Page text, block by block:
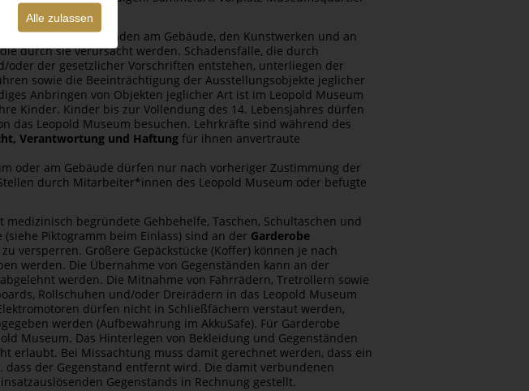
Alle zulassen
und Folgeschäden am Gebäude, den Kunstwerken und an
durch sie verursacht werden. Schadensfälle, die durch
oder der gesetzlicher Vorschriften entstehen, unterliegen der
sowie die Beeinträchtigung der Ausstellungs­objekte jeglicher
Anbringen von Objekten jeglicher Art ist im Leopold Museum
Kinder. Kinder bis zur Vollendung des 14. Lebensjahres dürfen
das Leopold ­Museum besuchen. Lehrkräfte sind während des
Verantwortung und Haftung für ihnen anvertraute
oder am Gebäude dürfen nur nach vorheriger Zustimmung der
durch Mitarbeiter*innen des Leopold Museum oder befugte
medizinisch begründete Gehbehelfe, Taschen, Schultaschen und
Piktogramm beim Einlass) sind an der Garderobe
versperren. Größere Gepäckstücke (Koffer) können je nach
werden. Die Übernahme von Gegenständen kann an der
werden. Die Mitnahme von Fahrrädern, Tretrollern sowie
Rollschuhen und/oder Dreirädern in das Leopold Museum
dürfen nicht in Schließfächern verstaut werden,
werden (Aufbewahrung im AkkuSafe). Für Garderobe
Museum. Das Hinterlegen von Bekleidung und Gegenständen
erlaubt. Bei Missachtung muss damit gerechnet werden, dass ein
dass der Gegenstand entfernt wird. Die damit verbundenen
Gegenstands in Rechnung gestellt.